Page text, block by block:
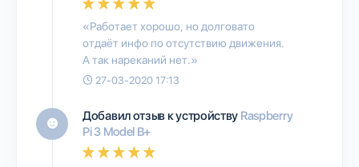
«Работает хорошо, но долговато
отдаёт инфо по отсутствию движения.
А так нареканий нет.»
27-03-2020 17:13
Добавил отзыв к устройству Raspberry
Pi 3 Model B+